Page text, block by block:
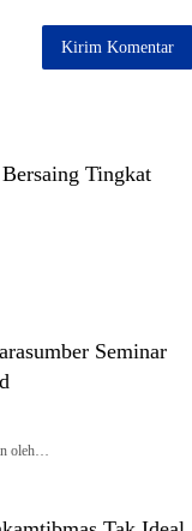
Tingkat
Seminar
oleh…